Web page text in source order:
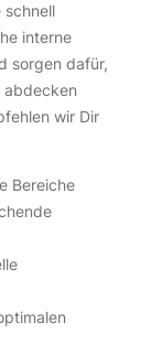
schnell
interne
sorgen dafür,
abdecken
wir Dir
Bereiche